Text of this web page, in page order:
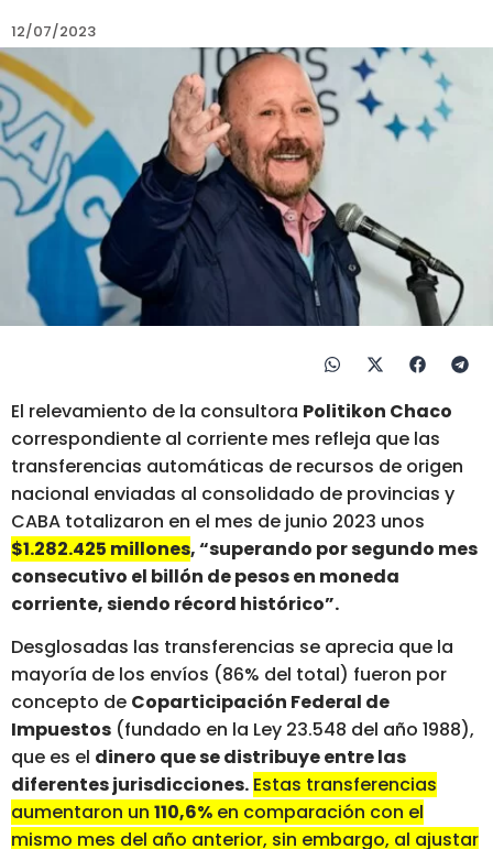
12/07/2023
El relevamiento de la consultora Politikon Chaco
correspondiente al corriente mes refleja que las
transferencias automáticas de recursos de origen
nacional enviadas al consolidado de provincias y
CABA totalizaron en el mes de junio 2023 unos
$1.282.425 millones, “superando por segundo mes
consecutivo el billón de pesos en moneda
corriente, siendo récord histórico”.
Desglosadas las transferencias se aprecia que la
mayoría de los envíos (86% del total) fueron por
concepto de Coparticipación Federal de
Impuestos (fundado en la Ley 23.548 del año 1988),
que es el dinero que se distribuye entre las
diferentes jurisdicciones. Estas transferencias
aumentaron un 110,6% en comparación con el
mismo mes del año anterior, sin embargo, al ajustar